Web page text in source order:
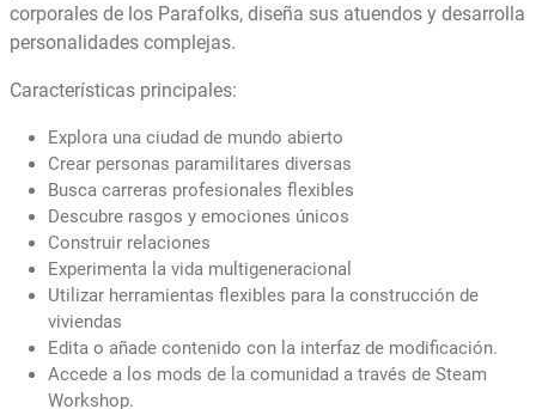
corporales de los Parafolks, diseña sus atuendos y desarrolla
personalidades complejas.
Características principales:
Explora una ciudad de mundo abierto
Crear personas paramilitares diversas
Busca carreras profesionales flexibles
Descubre rasgos y emociones únicos
Construir relaciones
Experimenta la vida multigeneracional
Utilizar herramientas flexibles para la construcción de
viviendas
Edita o añade contenido con la interfaz de modificación.
Accede a los mods de la comunidad a través de Steam
Workshop.